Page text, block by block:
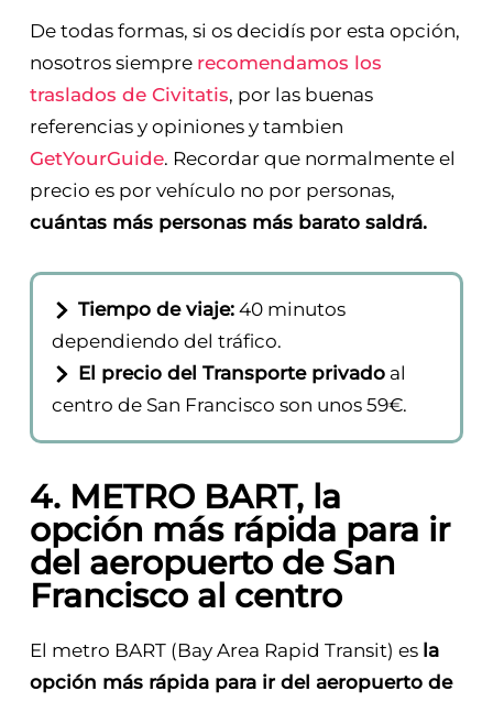
seguramente
os saldrá más barato coger un
De todas formas, si os decidís por esta opción,
nosotros siempre
recomendamos los
traslados de Civitatis
referencias y opiniones y tambien
precio es por vehículo no por personas,
cuántas más personas más barato saldrá.
Tiempo de viaje:
40 minutos
centro de San Francisco son unos 59€.
4. METRO BART, la
opción más rápida para ir
del aeropuerto de San
Francisco al centro